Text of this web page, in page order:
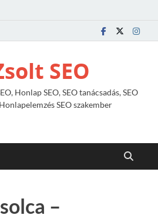
SEO
Honlap SEO, SEO tanácsadás, SEO
SEO szakember
–